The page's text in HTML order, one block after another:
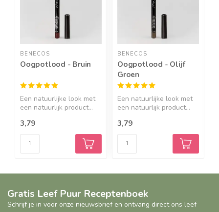
BENECOS
Oogpotlood - Bruin
Een natuurlijke look met
een natuurlijk product...
3,79
BENECOS
Oogpotlood - Olijf
Groen
Een natuurlijke look met
een natuurlijk product...
3,79
Gratis Leef Puur Receptenboek
Schrijf je in voor onze nieuwsbrief en ontvang direct ons leef